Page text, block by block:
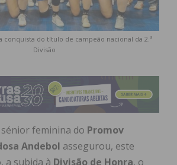
conquista do título de campeão nacional da 2.ª
Divisão
feminina do Promov
Andebol assegurou, este
a subida à Divisão de Honra, o